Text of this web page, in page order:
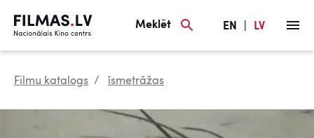
Meklēt EN LV
Filmu katalogs īsmetrāžas